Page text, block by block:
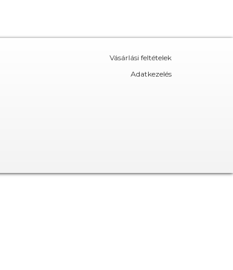
Vásárlási feltételek
Adatkezelés